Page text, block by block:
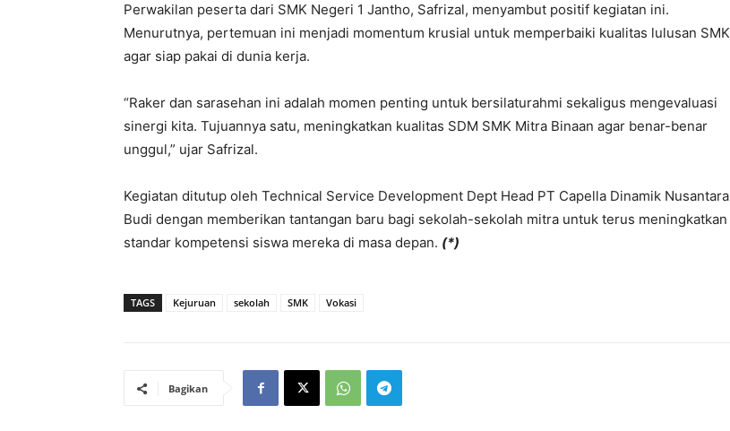
Perwakilan peserta dari SMK Negeri 1 Jantho, Safrizal, menyambut positif kegiatan ini.
Menurutnya, pertemuan ini menjadi momentum krusial untuk memperbaiki kualitas lulusan SMK
agar siap pakai di dunia kerja.
“Raker dan sarasehan ini adalah momen penting untuk bersilaturahmi sekaligus mengevaluasi
sinergi kita. Tujuannya satu, meningkatkan kualitas SDM SMK Mitra Binaan agar benar-benar
unggul,” ujar Safrizal.
Kegiatan ditutup oleh Technical Service Development Dept Head PT Capella Dinamik Nusantara
Budi dengan memberikan tantangan baru bagi sekolah-sekolah mitra untuk terus meningkatkan
standar kompetensi siswa mereka di masa depan. (*)
TAGS Kejuruan sekolah SMK Vokasi
Bagikan